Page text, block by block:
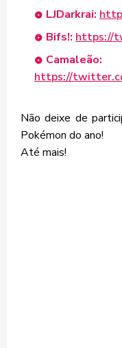
LJDarkrai:
Bifs!: https://
Camaleão:
https://
Não deixe de
Pokémon do ano!
Até mais!